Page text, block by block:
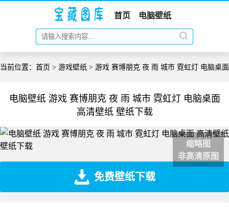
首页 电脑壁纸
当前位置： 首页 > 游戏壁纸 > 游戏 赛博朋克 夜 雨 城市 霓虹灯 电脑桌面
电脑壁纸 游戏 赛博朋克 夜 雨 城市 霓虹灯 电脑桌面
高清壁纸 壁纸下载
缩略图
非高清原图
免费壁纸下载